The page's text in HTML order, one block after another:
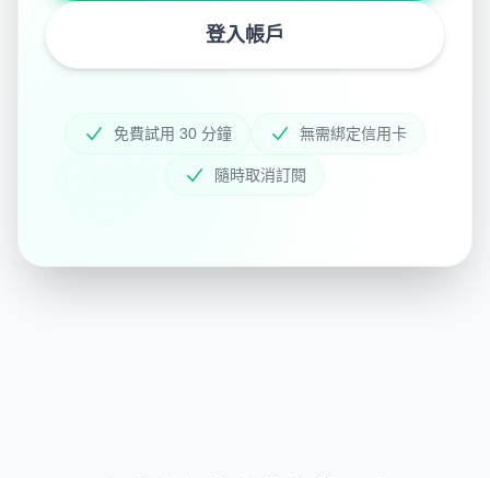
登入帳戶
免費試用 30 分鐘 無需綁定信用卡
隨時取消訂閱